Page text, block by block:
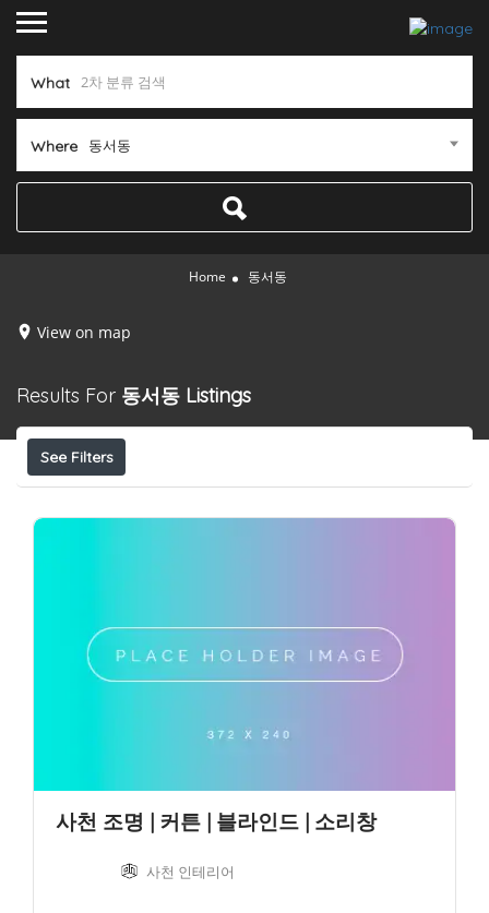
What
Where 동서동
Home 동서동
View on map
Results For 동서동 Listings
See Filters
사천 조명 | 커튼 | 블라인드 | 소리창
사천 인테리어